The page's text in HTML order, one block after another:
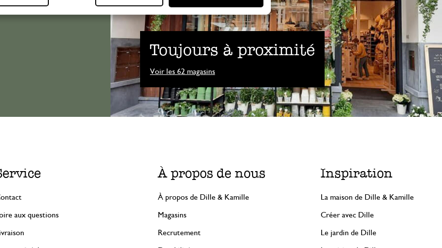
Toujours à proximité
Voir les 62 magasins
aux questions
À propos de nous
À propos de Dille & Kamille
Magasins
Recrutement
Inspiration
La maison de Dille & Kamille
Créer avec Dille
Le jardin de Dille